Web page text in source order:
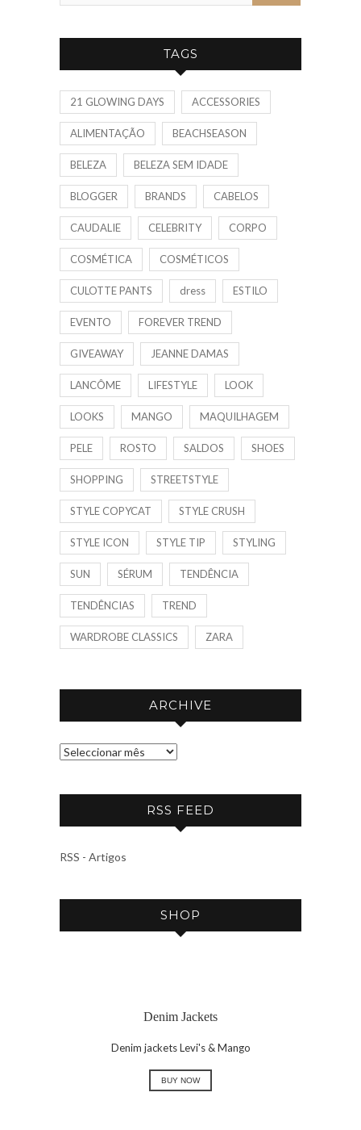
TAGS
21 GLOWING DAYS ACCESSORIES
ALIMENTAÇÃO BEACHSEASON
BELEZA BELEZA SEM IDADE
BLOGGER BRANDS CABELOS
CAUDALIE CELEBRITY CORPO
COSMÉTICA COSMÉTICOS
CULOTTE PANTS dress ESTILO
EVENTO FOREVER TREND
GIVEAWAY JEANNE DAMAS
LANCÔME LIFESTYLE LOOK
LOOKS MANGO MAQUILHAGEM
PELE ROSTO SALDOS SHOES
SHOPPING STREETSTYLE
STYLE COPYCAT STYLE CRUSH
STYLE ICON STYLE TIP STYLING
SUN SÉRUM TENDÊNCIA
TENDÊNCIAS TREND
WARDROBE CLASSICS ZARA
ARCHIVE
A
C
V
RSS FEED
RSS - Artigos
SHOP
Denim Jackets
Denim jackets Levi's & Mango
BUY NOW